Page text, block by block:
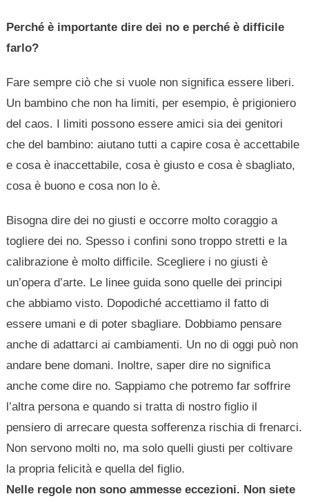
Perché è importante dire dei no e perché è difficile
farlo?
Fare sempre ciò che si vuole non significa essere liberi.
Un bambino che non ha limiti, per esempio, è prigioniero
del caos. I limiti possono essere amici sia dei genitori
che del bambino: aiutano tutti a capire cosa è accettabile
e cosa è inaccettabile, cosa è giusto e cosa è sbagliato,
cosa è buono e cosa non lo è.
Bisogna dire dei no giusti e occorre molto coraggio a
togliere dei no. Spesso i confini sono troppo stretti e la
calibrazione è molto difficile. Scegliere i no giusti è
un’opera d’arte. Le linee guida sono quelle dei principi
che abbiamo visto. Dopodiché accettiamo il fatto di
essere umani e di poter sbagliare. Dobbiamo pensare
anche di adattarci ai cambiamenti. Un no di oggi può non
andare bene domani. Inoltre, saper dire no significa
anche come dire no. Sappiamo che potremo far soffrire
l’altra persona e quando si tratta di nostro figlio il
pensiero di arrecare questa sofferenza rischia di frenarci.
Non servono molti no, ma solo quelli giusti per coltivare
la propria felicità e quella del figlio.
Nelle regole non sono ammesse eccezioni. Non siete